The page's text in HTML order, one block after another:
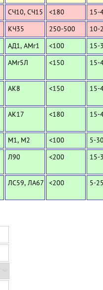
СЧ10, СЧ15 <180 15-
КЧ35 250-500 10-
АД1, АМг1 <100 15-
АМг5Л <150 15-
АК8 <150 15-
АК17 <180 15-
М1, М2 <100 5-30
Л90 <200 15-
ЛС59, ЛА67 <200 5-25